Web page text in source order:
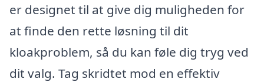
er designet til at give dig muligheden for
at finde den rette løsning til dit
kloakproblem, så du kan føle dig tryg ved
dit valg. Tag skridtet mod en effektiv